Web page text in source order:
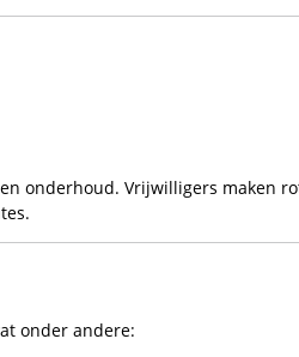
onderhoud. Vrijwilligers maken
onder andere: